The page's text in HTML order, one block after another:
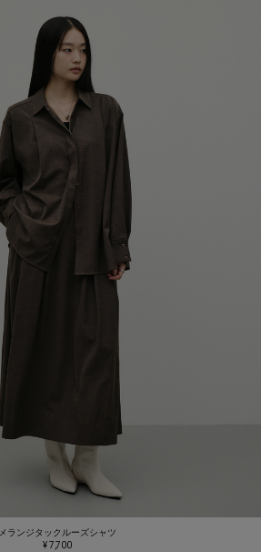
メランジタックルーズシャツ
¥ 7,700